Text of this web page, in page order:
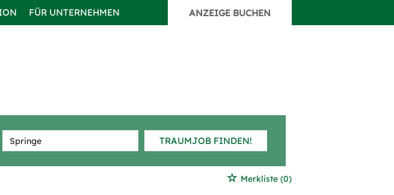
FÜR UNTERNEHMEN ANZEIGE BUCHEN
TRAUMJOB FINDEN!
Merkliste (0)